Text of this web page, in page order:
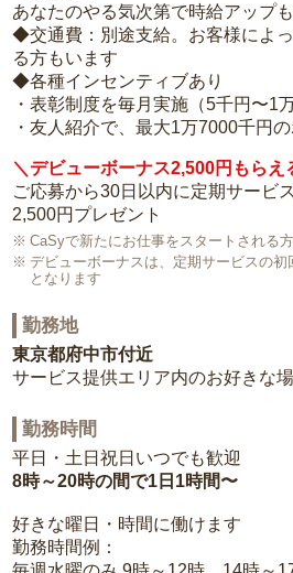
あなたのやる気次第で時給アップも
◆交通費：別途支給。お客様によ
る方もいます
◆各種インセンティブあり
・表彰制度を毎月実施（5千円〜1
・友人紹介で、最大1万7000千円
＼デビューボーナス2,500円もらえ
ご応募から30日以内に定期サービ
2,500円プレゼント
CaSyで新たにお仕事をスタートされる
デビューボーナスは、定期サービスの
となります
勤務地
東京都府中市付近
サービス提供エリア内のお好きな
勤務時間
平日・土日祝日いつでも歓迎
8時～20時の間で1日1時間〜
好きな曜日・時間に働けます
勤務時間例：